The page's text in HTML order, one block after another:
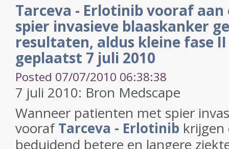
Tarceva - Erlotinib vooraf
spier invasieve blaaskanker
resultaten, aldus kleine fase
geplaatst 7 juli 2010
Posted 07/07/2010 06:38:38
7 juli 2010: Bron Medscape
Wanneer patienten met spier
voorafTarceva - Erlotinib krijgen
beduidend betere en langere